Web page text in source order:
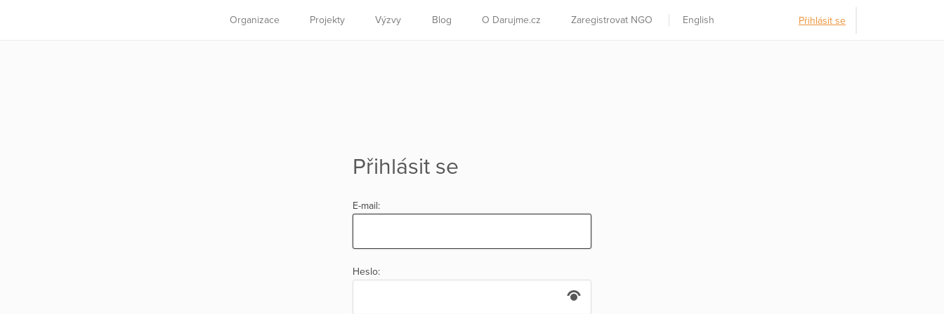
Organizace Projekty Výzvy Blog O Darujme.cz Zaregistrovat NGO English Přihlásit se
Přihlásit se
E-mail:
Heslo: